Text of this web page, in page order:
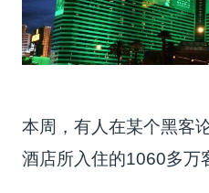
本周，有人在某个黑客
酒店所入住的1060多万